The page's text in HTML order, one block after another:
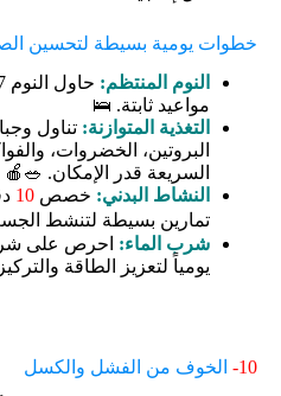
خطوات يومية بسيطة لتحسين
النوم المنتظم:
مواعيد ثابتة. 🛌
التغذية المتوازنة: تناول
البروتين، الخضروات،
السريعة قدر الإمكان. 🥗🍎
النشاط البدني: خصص 10
تمارين بسيطة لتنشط
شرب الماء: احرص على
يومياً لتعزيز الطاقة
10-
الخوف من الفشل والكسل